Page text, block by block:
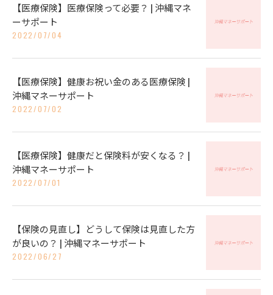
【医療保険】医療保険って必要？ | 沖縄マネ
ーサポート
2022/07/04
【医療保険】健康お祝い金のある医療保険 |
沖縄マネーサポート
2022/07/02
【医療保険】健康だと保険料が安くなる？ |
沖縄マネーサポート
2022/07/01
【保険の見直し】どうして保険は見直した方
が良いの？ | 沖縄マネーサポート
2022/06/27